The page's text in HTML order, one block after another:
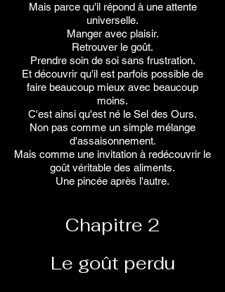
Mais parce qu'il répond à une attente
universelle.
Manger avec plaisir.
Retrouver le goût.
Prendre soin de soi sans frustration.
Et découvrir qu'il est parfois possible de
faire beaucoup mieux avec beaucoup
moins.
C'est ainsi qu'est né le Sel des Ours.
Non pas comme un simple mélange
d'assaisonnement.
Mais comme une invitation à redécouvrir le
goût véritable des aliments.
Une pincée après l'autre.
Chapitre 2
Le goût perdu